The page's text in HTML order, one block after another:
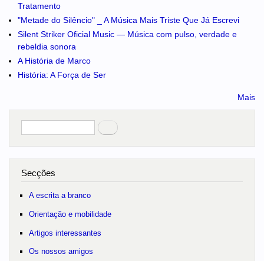
Tratamento
"Metade do Silêncio" _ A Música Mais Triste Que Já Escrevi
Silent Striker Oficial Music — Música com pulso, verdade e
rebeldia sonora
A História de Marco
História: A Força de Ser
Mais
Pesquisar
no portal
Secções
A escrita a branco
Orientação e mobilidade
Artigos interessantes
Os nossos amigos